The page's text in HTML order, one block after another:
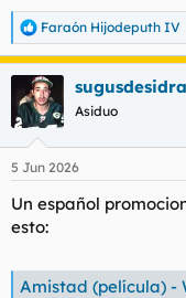
R
e
a
c
i
e
:
Faraón Hijodeputh IV
sugusdesidra
Asiduo
5 Jun 2026
Un español
esto:
Amistad (película) -